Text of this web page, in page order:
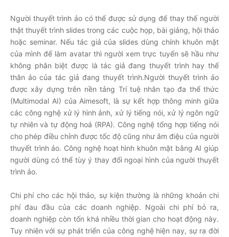
Người thuyết trình ảo có thể được sử dụng để thay thế người
thật thuyết trình slides trong các cuộc họp, bài giảng, hội thảo
hoặc seminar. Nếu tác giả của slides dùng chính khuôn mặt
của mình để làm avatar thì người xem trực tuyến sẽ hầu như
không phân biệt được là tác giả đang thuyết trình hay thế
thân ảo của tác giả đang thuyết trình.Người thuyết trình ảo
được xây dựng trên nền tảng Trí tuệ nhân tạo đa thể thức
(Multimodal AI) của Aimesoft, là sự kết hợp thông minh giữa
các công nghệ xử lý hình ảnh, xử lý tiếng nói, xử lý ngôn ngữ
tự nhiên và tự động hoá (RPA). Công nghệ tổng hợp tiếng nói
cho phép điều chỉnh được tốc độ cũng như âm điệu của người
thuyết trình ảo. Công nghệ hoạt hình khuôn mặt bằng AI giúp
người dùng có thể tùy ý thay đổi ngoại hình của người thuyết
trình ảo.
Chi phí cho các hội thảo, sự kiện thường là những khoản chi
phí đau đầu của các doanh nghiệp. Ngoài chi phí bỏ ra,
doanh nghiệp còn tốn khá nhiều thời gian cho hoạt động này.
Tuy nhiên với sự phát triển của công nghệ hiện nay, sự ra đời